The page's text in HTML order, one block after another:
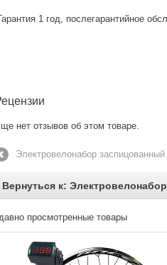
1 год, послегарантийное
нет отзывов об этом товаре.
Электровелонабор
Вернуться к:
просмотренные товары